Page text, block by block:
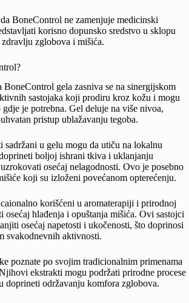
BoneControl ne zamenjuje medicinski
korisno dopunsko sredstvo u sklopu
zglobova i mišića.
BoneControl gela zasniva se na sinergijskom
sastojaka koji prodiru kroz kožu i mogu
je potrebna. Gel deluje na više nivoa,
pristup ublažavanju tegoba.
u gelu mogu da utiču na lokalnu
boljoj ishrani tkiva i uklanjanju
osećaj nelagodnosti. Ovo je posebno
koji su izloženi povećanom opterećenju.
korišćeni u aromaterapiji i prirodnoj
osećaj hlađenja i opuštanja mišića. Ovi sastojci
osećaj napetosti i ukočenosti, što doprinosi
svakodnevnih aktivnosti.
poznate po svojim tradicionalnim primenama
ekstrakti mogu podržati prirodne procese
doprineti održavanju komfora zglobova.